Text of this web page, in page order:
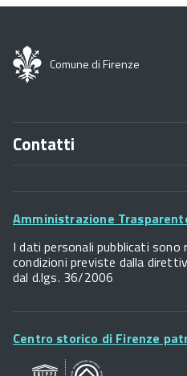
Comune di Firenze
Contatti
Palazzo Vecchio
P.IVA 01307110484
Posta Elettronica Certificata
Footer
Amministrazione
I dati personali pubblicati sono
condizioni previste dalla
dal d.lgs. 36/2006
Footer
Widget
Centro storico di Firenze